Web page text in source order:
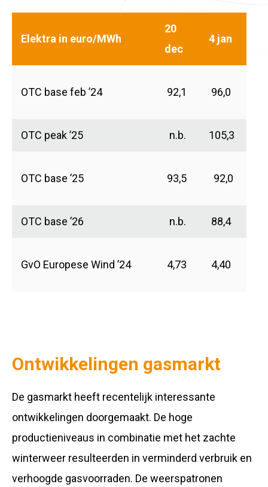
Elektra in euro/MWh
20
dec
4 jan
OTC base feb ’24 92,1 96,0
OTC peak ’25 n.b. 105,3
OTC base ’25 93,5 92,0
OTC base ’26 n.b. 88,4
GvO Europese Wind ’24 4,73 4,40
Ontwikkelingen gasmarkt
De gasmarkt heeft recentelijk interessante
ontwikkelingen doorgemaakt. De hoge
productieniveaus in combinatie met het zachte
winterweer resulteerden in verminderd verbruik en
verhoogde gasvoorraden. De weerspatronen